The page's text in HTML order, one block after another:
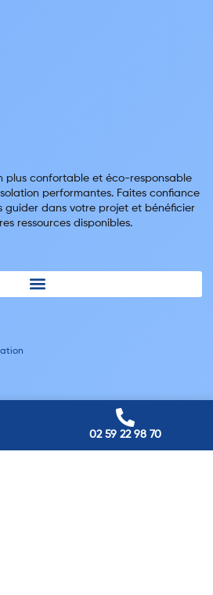
02 59 22 98 70
plus confortable et éco-responsable
performantes. Faites confiance
guider dans votre projet et bénéficier
ressources disponibles.